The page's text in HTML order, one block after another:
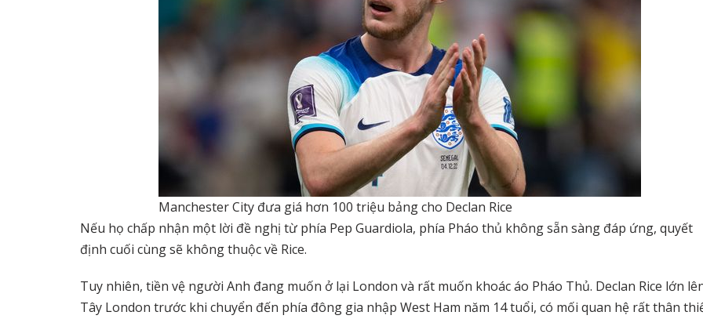
Manchester City đưa giá hơn 100 triệu bảng cho Declan Rice
Nếu họ chấp nhận một lời đề nghị từ phía Pep Guardiola, phía Pháo thủ không sẵn sàng đáp ứng, quyết
định cuối cùng sẽ không thuộc về Rice.
Tuy nhiên, tiền vệ người Anh đang muốn ở lại London và rất muốn khoác áo Pháo Thủ. Declan Rice lớn
Tây London trước khi chuyển đến phía đông gia nhập West Ham năm 14 tuổi, có mối quan hệ rất thân